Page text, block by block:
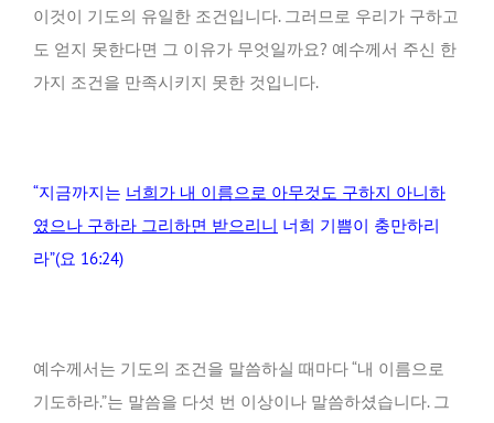
이것이 기도의 유일한 조건입니다. 그러므로 우리가 구하고
도 얻지 못한다면 그 이유가 무엇일까요? 예수께서 주신 한
가지 조건을 만족시키지 못한 것입니다.
“지금까지는 너희가 내 이름으로 아무것도 구하지 아니하
였으나 구하라 그리하면 받으리니 너희 기쁨이 충만하리
라”(요 16:24)
예수께서는 기도의 조건을 말씀하실 때마다 “내 이름으로
기도하라.”는 말씀을 다섯 번 이상이나 말씀하셨습니다. 그